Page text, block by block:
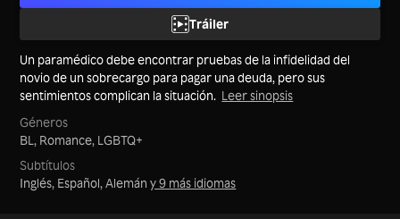
Tráiler
Un paramédico debe encontrar pruebas de la infidelidad del
novio de un sobrecargo para pagar una deuda, pero sus
sentimientos complican la situación. Leer sinopsis
Géneros
BL, Romance, LGBTQ+
Subtítulos
Inglés, Español, Alemány 9 más idiomas